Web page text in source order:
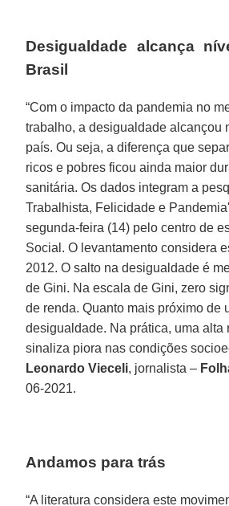
Desigualdade alcança
Brasil
“Com o impacto da pandemia no
trabalho, a desigualdade alcançou
país. Ou seja, a diferença que
ricos e pobres ficou ainda maior
sanitária. Os dados integram a
Trabalhista, Felicidade e
segunda-feira (14) pelo centro de
Social. O levantamento considera
2012. O salto na desigualdade é
de Gini. Na escala de Gini, zero
de renda. Quanto mais próximo de
desigualdade. Na prática, uma alta
sinaliza piora nas condições
Leonardo Vieceli, jornalista –
06-2021.
Andamos para trás
“A literatura considera este